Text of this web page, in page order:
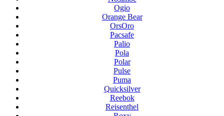
Ogio
Orange Bear
OrsOro
Pacsafe
Palio
Pola
Polar
Pulse
Puma
Quicksilver
Reebok
Reisenthel